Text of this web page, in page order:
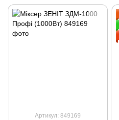
Артикул: 849169